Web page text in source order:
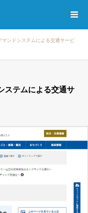
マンドシステムによる交通サービ
ステムによる交通サ